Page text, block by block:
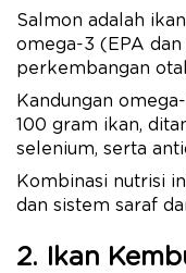
Salmon adalah
omega-3 (EPA
perkembangan
Kandungan
100 gram ikan,
selenium, serta
Kombinasi nutrisi
dan sistem saraf
2. Ikan